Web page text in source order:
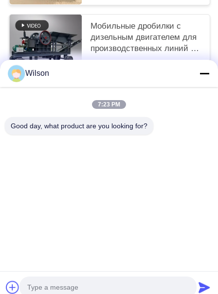
Мобильные дробилки с
дизельным двигателем для
производственных линий по
переработке песчаного
Wilson
7:23 PM
Good day, what product are you looking for?